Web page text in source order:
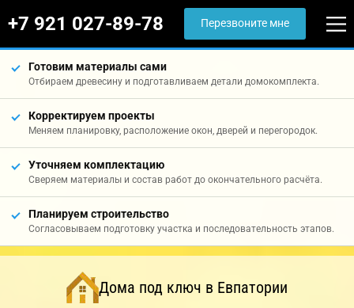
+7 921 027-89-78 Перезвоните мне
Готовим материалы сами
Отбираем древесину и подготавливаем детали домокомплекта.
Корректируем проекты
Меняем планировку, расположение окон, дверей и перегородок.
Уточняем комплектацию
Сверяем материалы и состав работ до окончательного расчёта.
Планируем строительство
Согласовываем подготовку участка и последовательность этапов.
Дома под ключ в Евпатории